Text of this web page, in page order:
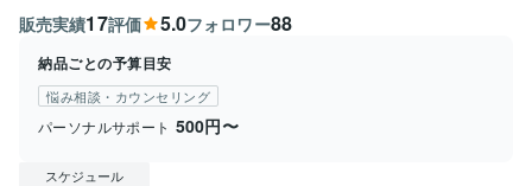
販売実績17評価 5.0フォロワー88
納品ごとの予算目安
悩み相談・カウンセリング
パーソナルサポート 500円〜
スケジュール